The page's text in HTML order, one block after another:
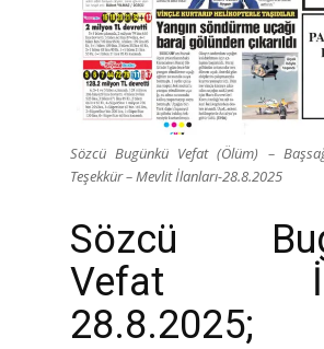
Sözcü Bugünkü Vefat (Ölüm) –
Teşekkür – Mevlit İlanları-28.8.2025
Sözcü
Vefat
28.8.2025;